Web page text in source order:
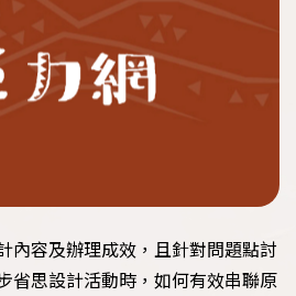
內容及辦理成效，且針對問題點討
省思設計活動時，如何有效串聯原